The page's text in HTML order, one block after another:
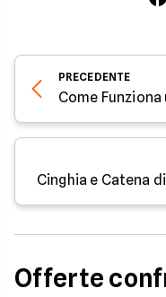
PRECEDENTE
Come
Offerte